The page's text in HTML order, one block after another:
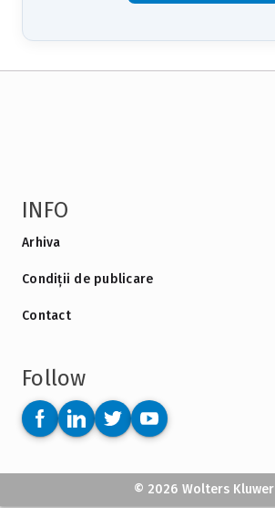
INFO
Arhiva
Condiții de publicare
Contact
Follow
© 2026 Wolters Kluwer